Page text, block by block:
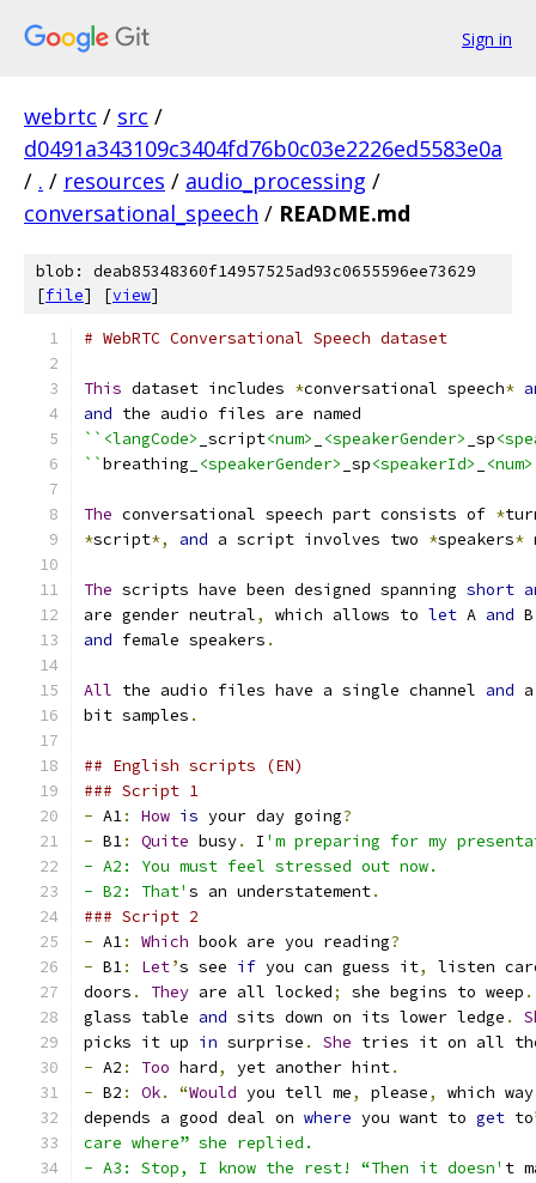
Sign in
webrtc / src /
d0491a343109c3404fd76b0c03e2226ed5583e0a
/ . / resources / audio_processing /
conversational_speech / README.md
blob: deab85348360f14957525ad93c0655596ee73629
[file] [view]
# WebRTC Conversational Speech dataset
This dataset includes *conversational speech*
and the audio files are named
``<langCode> _script<num> <speakerGender> _sp
``breathing_ <speakerGender> _sp<speakerId> <num>
The conversational speech part consists of *
*script*, and a script involves two *speakers*
The scripts have been designed spanning short
are gender neutral, which allows to let A and
and female speakers .
All the audio files have a single channel and
bit samples .
## English scripts (EN)
### Script 1
- A1: How is your day going?
- B1: Quite busy. I 'm preparing for my
- A2: You must feel stressed out now.
- B2: That' s an understatement.
### Script 2
- A1: Which book are you reading?
- B1: Let’s see if you can guess it,
listen
doors . They are all locked; she begins to weep .
glass table and sits down on its lower ledge .
picks it up in surprise . She tries it on all
- A2 : Too hard, yet another hint.
- B2 : Ok. “Would you tell me, please,
which
depends a good deal on where you want to get to
care where” she replied.
- A3: Stop, I know the rest! “Then it doesn' t